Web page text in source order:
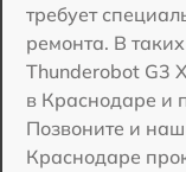
требует
ремонта. В
Thunderobot G3
в Краснодаре и
Позвоните и
Краснодаре